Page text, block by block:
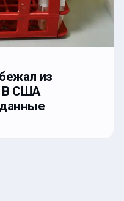
из
В США